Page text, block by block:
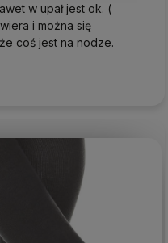
w upał jest ok. (
i można się
coś jest na nodze.